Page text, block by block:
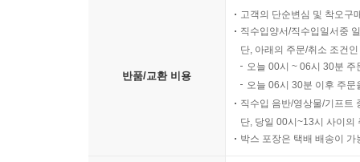
반품/교환 비용
고객의 단순변심 및 착오구
직수입양서/직수입일서중
단, 아래의 주문/취소 조건
오늘 00시 ~ 06시 30분
오늘 06시 30분 이후 주
직수입 음반/영상물/기프트
단, 당일 00시~13시 사이의
박스 포장은 택배 배송이